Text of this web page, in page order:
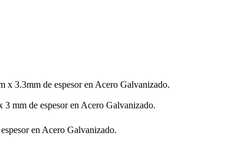
x 3.3mm de espesor en Acero Galvanizado.
mm de espesor en Acero Galvanizado.
en Acero Galvanizado.